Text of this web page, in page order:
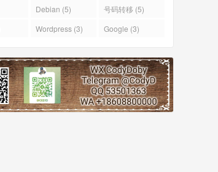
Debian (5)
号码转移 (5)
Wordpress (3) Google (3)